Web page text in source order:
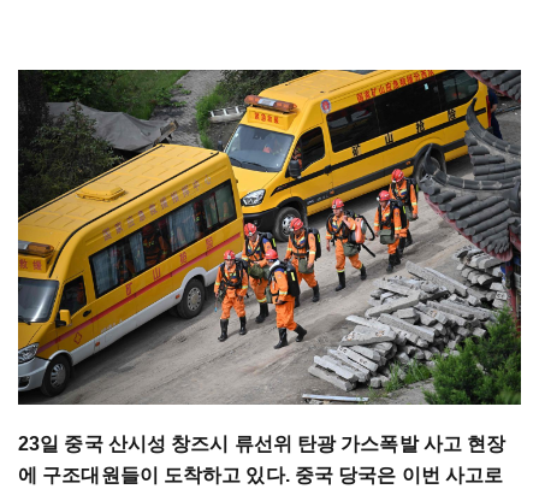
23일 중국 산시성 창즈시 류선위 탄광 가스폭발 사고 현장
에 구조대원들이 도착하고 있다. 중국 당국은 이번 사고로